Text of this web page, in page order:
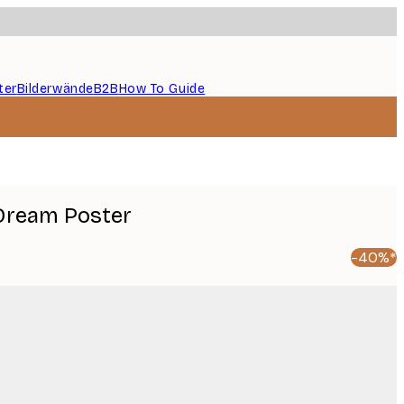
BilderwändeB2BHow To Guide
Poster
-40%*